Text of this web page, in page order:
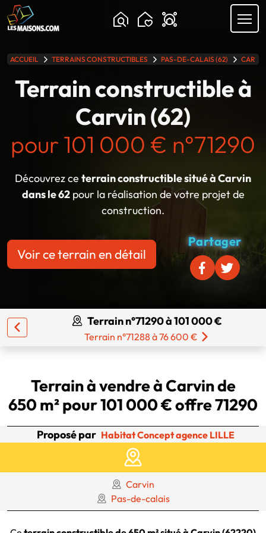
Chargement...
ACCUEIL TERRAINS CONSTRUCTIBLES PAS-DE-CALAIS (62)
Terrain constructible à
Carvin (62)
pour 101 000 € n°71290
Découvrez ce terrain constructible situé à Carvin
dans le 62pour la réalisation de votre projet de
construction.
Voir ce terrain en détail
Partager
Terrain n°71290 à 101 000 €
Terrain n°71288 à 76 600 €
Terrain à vendre à Carvin de
650 m² pour 101 000 € offre 71290
Proposé par Habitat Concept agence LILLE
Carvin
Pas-de-calais